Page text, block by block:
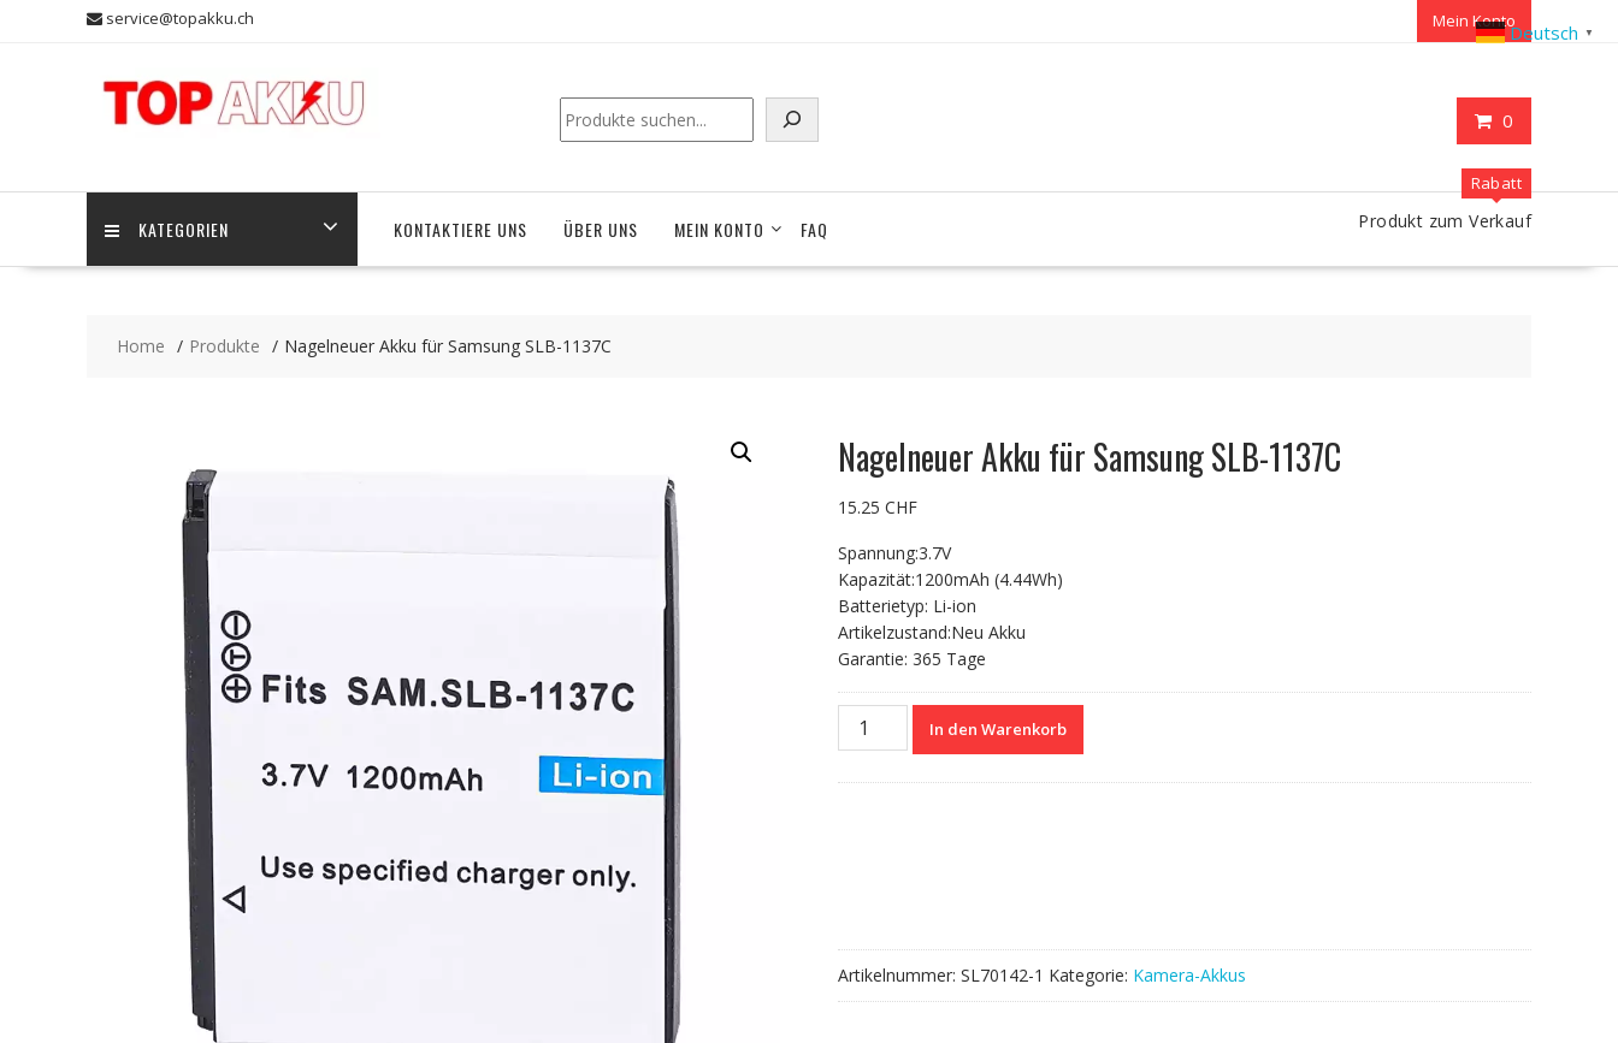
service@topakku.ch Mein Konto
0
Suchen
KATEGORIEN KONTAKTIERE UNS ÜBER UNS MEIN KONTO FAQ
Rabatt
Produkt zum Verkauf
Home Produkte Nagelneuer Akku für Samsung SLB-1137C
Nagelneuer Akku für Samsung SLB-1137C
15.25 CHF
Spannung:3.7V
Kapazität:1200mAh (4.44Wh)
Batterietyp: Li-ion
Artikelzustand:Neu Akku
Garantie: 365 Tage
Nagelneuer
Akku
In den Warenkorb
Artikelnummer: SL70142-1 Kategorie: Kamera-Akkus
Deutsch ▼